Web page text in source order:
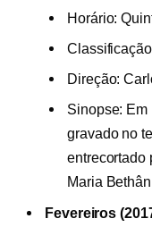
Horário:
Direção:
Sinopse:
gravado no
entrecortado
Maria
Fevereiros